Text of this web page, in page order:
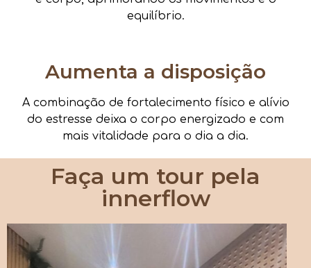
equilíbrio.
Aumenta a disposição
A combinação de fortalecimento físico e alívio
do estresse deixa o corpo energizado e com
mais vitalidade para o dia a dia.
Faça um tour pela
innerflow